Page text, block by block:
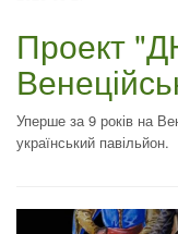
Проект
Уперше за 9 років на
український павільйон.